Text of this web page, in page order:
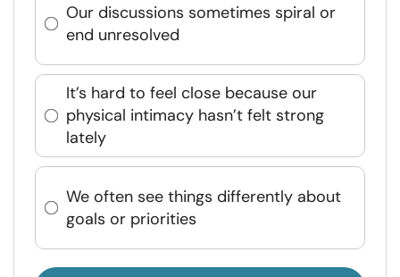
Our discussions sometimes spiral or
end unresolved
It’s hard to feel close because our
physical intimacy hasn’t felt strong
lately
We often see things differently about
goals or priorities